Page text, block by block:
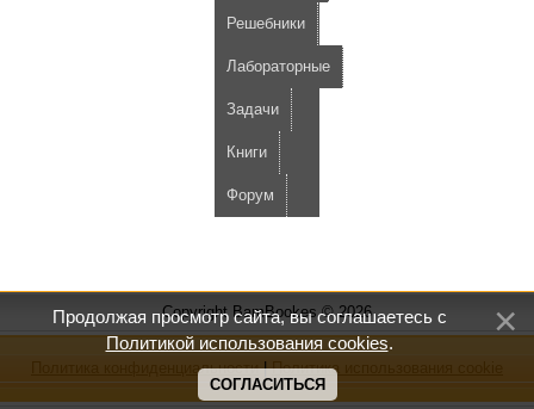
Решебники
Лабораторные
Задачи
Книги
Форум
Copyright BamBookes © 2026
Политика конфиденциальности|Политика использования cookie
Продолжая просмотр сайта, вы соглашаетесь с
Политикой использования cookies.
СОГЛАСИТЬСЯ